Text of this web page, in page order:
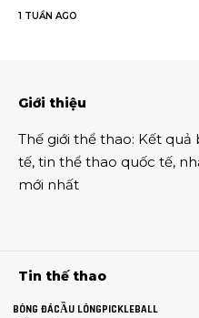
1 TUẦN AGO
Giới thiệu
Thế giới thể thao: Kết quả
tế, tin thể thao quốc tế,
mới nhất
Tin thế thao
BÓNG ĐÁCẦU LÔNGPICKLEBALL